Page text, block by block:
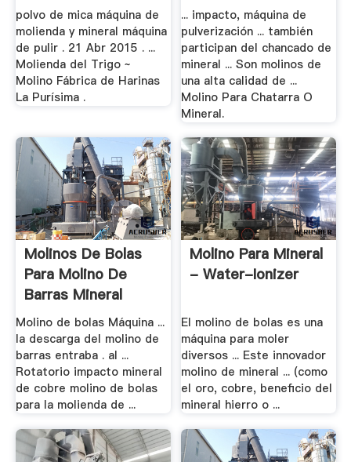
polvo de mica máquina de
molienda y mineral máquina
de pulir . 21 Abr 2015 . ...
Molienda del Trigo ~
Molino Fábrica de Harinas
La Purísima .
... impacto, máquina de
pulverización ... también
participan del chancado de
mineral ... Son molinos de
una alta calidad de ...
Molino Para Chatarra O
Mineral.
Molinos De Bolas
Para Molino De
Barras Mineral
Molino de bolas Máquina ...
la descarga del molino de
barras entraba . al ...
Rotatorio impacto mineral
de cobre molino de bolas
para la molienda de ...
Molino Para Mineral
- Water-Ionizer
El molino de bolas es una
máquina para moler
diversos ... Este innovador
molino de mineral ... (como
el oro, cobre, beneficio del
mineral hierro o ...